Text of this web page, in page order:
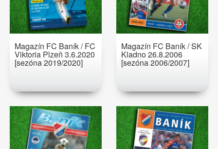
Magazín FC Baník / FC
Viktoria Plzeň 3.6.2020
[sezóna 2019/2020]
Magazín FC Baník / SK
Kladno 26.8.2006
[sezóna 2006/2007]